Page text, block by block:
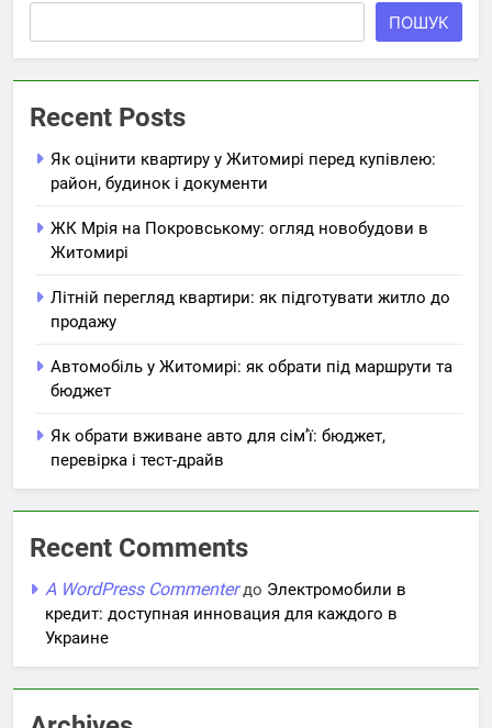
ПОШУК
Recent Posts
Як оцінити квартиру у Житомирі перед купівлею:
район, будинок і документи
ЖК Мрія на Покровському: огляд новобудови в
Житомирі
Літній перегляд квартири: як підготувати житло до
продажу
Автомобіль у Житомирі: як обрати під маршрути та
бюджет
Як обрати вживане авто для сім’ї: бюджет,
перевірка і тест-драйв
Recent Comments
A WordPress Commenterдо Электромобили в
кредит: доступная инновация для каждого в
Украине